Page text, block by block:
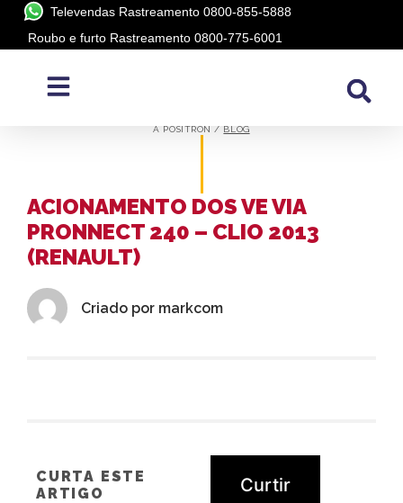
Televendas Rastreamento 0800-855-5888
Roubo e furto Rastreamento 0800-775-6001
A PÓSITRON / BLOG
ACIONAMENTO DOS VE VIA
PRONNECT 240 – CLIO 2013
(RENAULT)
Criado por markcom
CURTA ESTE
ARTIGO
Curtir